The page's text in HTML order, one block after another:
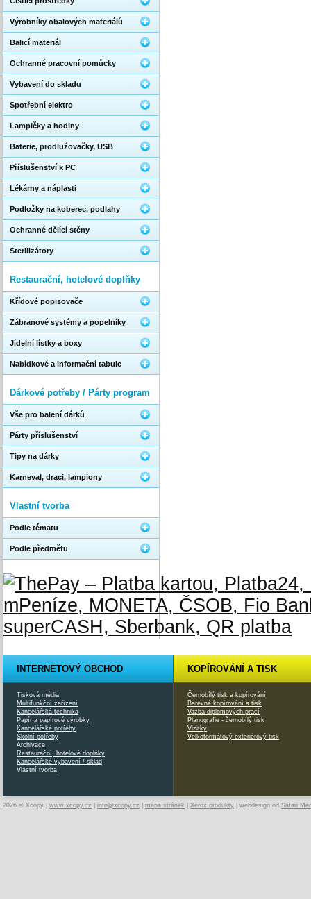
Výrobníky obalových materiálů
Balicí materiál
Ochranné pracovní pomůcky
Vybavení do skladu
Spotřební elektro
Lampičky a hodiny
Baterie, prodlužovačky, USB
Příslušenství k PC
Lékárny a náplasti
Podložky na koberec, podlahy
Ochranné dělící stěny
Sterilizátory
Restaurační, hotelové doplňky
Křídové popisovače
Zábranové systémy a popelníky
Jídelní lístky a boxy
Nabídkové a informační tabule
Dárkové potřeby / Párty program
Vše pro balení dárků
Párty příslušenství
Tipy na dárky
Karneval, draci, lampiony
Vlastní tvorba
Podle tématu
Podle předmětu
INTERNETOVÝ OBCHOD
Tisková média
Multifunkční zařízení
Kancelářská technika
Papír a papírové výrobky
Kancelářské potřeby
Školní potřeby
Archivace
Restaurační, hotelové doplňky
Kancelářské vybavení / sklad
Vlastní tvorba
KOPÍROVÁNÍ A TISK
Černobílý tisk a kopírování
Barevné kopírování a tisk
Vazba diplomových prací
Planografie - černobílý tisk
Vizitky
Velkoformátový exteriérový tisk
2026 © Xcopy | www.xcopy.cz info@xcopy.cz mapa stránek Xerox produkty | webdesign od Safari